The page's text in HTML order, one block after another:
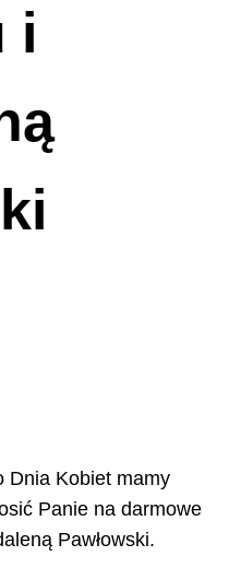
i
Dnia Kobiet mamy
Panie na darmowe
Pawłowski.